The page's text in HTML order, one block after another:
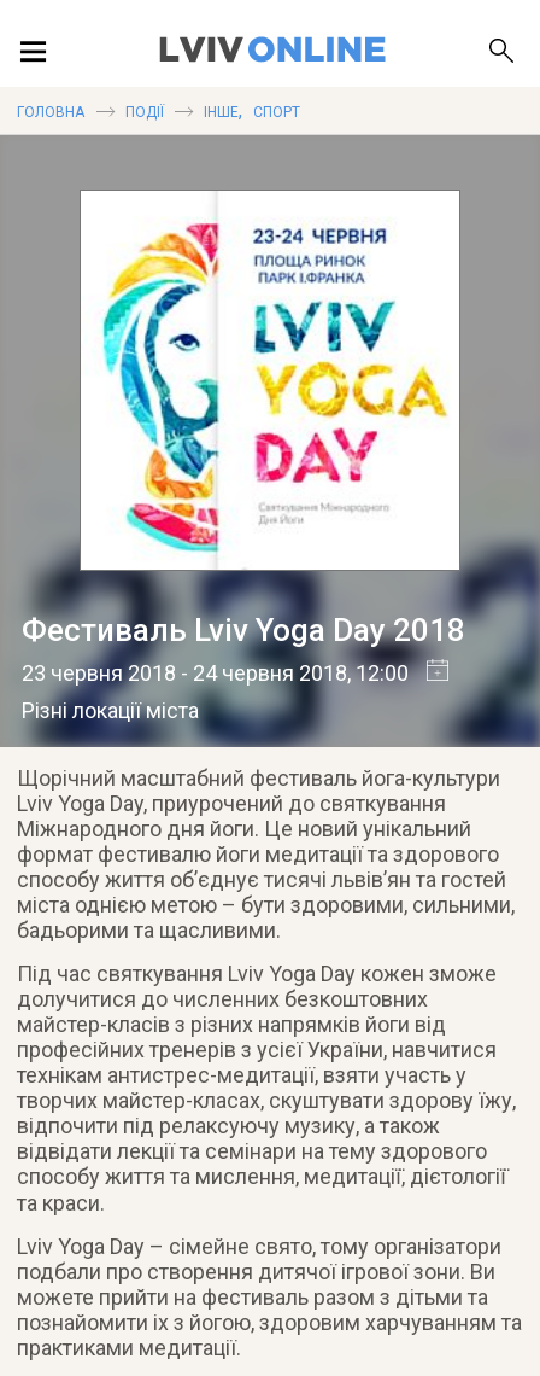
ПУБЛІКАЦІЇ
ДОВІДКА
ГОЛОВНА ПОДІЇ ІНШЕ, СПОРТ
Фестиваль Lviv Yoga Day 2018
23 червня 2018 - 24 червня 2018, 12:00
Різні локації міста
Щорічний масштабний фестиваль йога-культури
Lviv Yoga Day, приурочений до святкування
Міжнародного дня йоги. Це новий унікальний
формат фестивалю йоги медитації та здорового
способу життя об’єднує тисячі львів’ян та гостей
міста однією метою – бути здоровими, сильними,
бадьорими та щасливими.
Під час святкування Lviv Yoga Day кожен зможе
долучитися до численних безкоштовних
майстер-класів з різних напрямків йоги від
професійних тренерів з усієї України, навчитися
технікам антистрес-медитації, взяти участь у
творчих майстер-класах, скуштувати здорову їжу,
відпочити під релаксуючу музику, а також
відвідати лекції та семінари на тему здорового
способу життя та мислення, медитації̈, дієтології̈
та краси.
Lviv Yoga Day – сімейне свято, тому організатори
подбали про створення дитячої ігрової зони. Ви
можете прийти на фестиваль разом з дітьми та
познайомити іх з йогою, здоровим харчуванням та
практиками медитації.